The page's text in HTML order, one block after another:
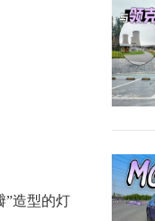
”造型的灯